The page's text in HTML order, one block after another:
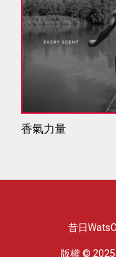
香氣力量
昔日
版權 ©